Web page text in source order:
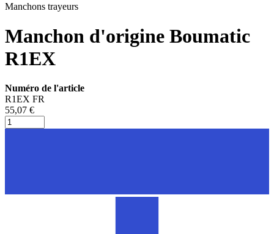
Manchons trayeurs
Manchon d'origine Boumatic
R1EX
Numéro de l'article
R1EX FR
55,07 €